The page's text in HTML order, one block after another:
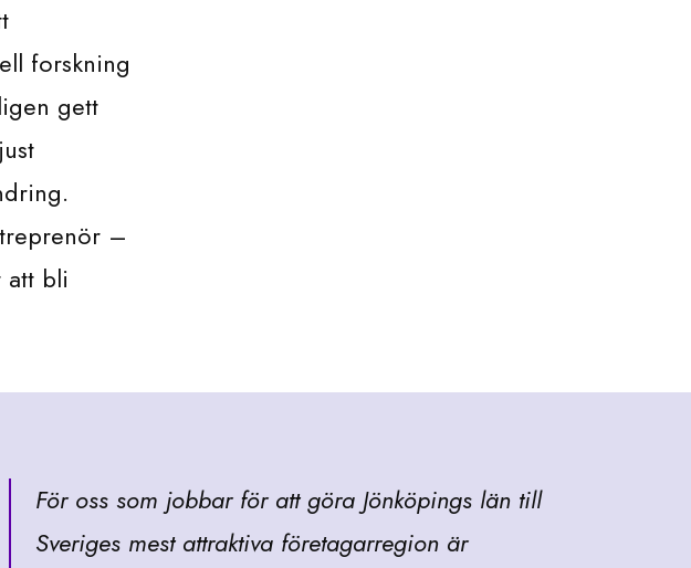
forskning
gett
–
att bli
För oss som jobbar för att göra Jönköpings län till
Sveriges mest attraktiva företagarregion är